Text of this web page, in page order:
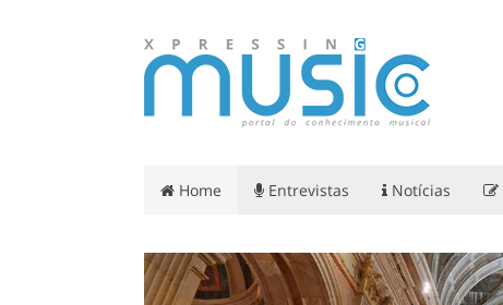
Home Entrevistas Notícias